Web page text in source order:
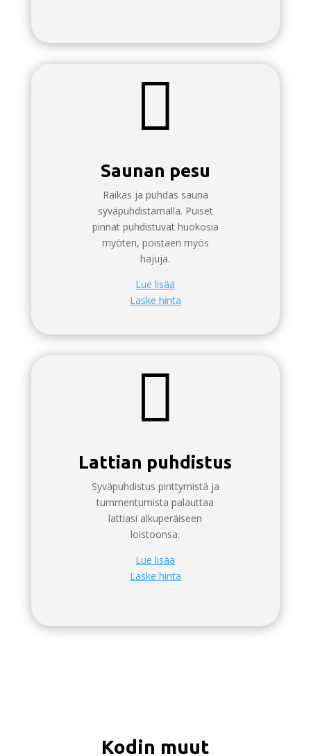

Saunan pesu
Raikas ja puhdas sauna
syväpuhdistamalla. Puiset
pinnat puhdistuvat huokosia
myöten, poistaen myös
hajuja.
Lue lisää
Laske hinta

Lattian puhdistus
Syväpuhdistus pinttymistä ja
tummentumista palauttaa
lattiasi alkuperäiseen
loistoonsa.
Lue lisää
Laske hinta
Kodin muut